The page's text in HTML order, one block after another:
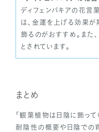
ディフェンバキアの花言
は、金運を上げる効果が
飾るのがおすすめ。また
とされています。
まとめ
「観葉植物は日陰に飾って
耐陰性の概要や日陰での